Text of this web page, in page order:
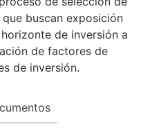
buscan exposición
de inversión a
de factores de
de inversión.